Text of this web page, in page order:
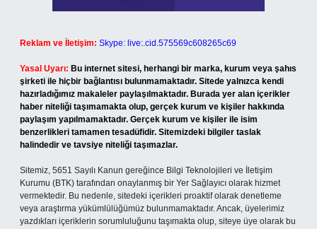
Reklam ve İletişim: Skype: live:.cid.575569c608265c69
Yasal Uyarı: Bu internet sitesi, herhangi bir marka, kurum veya şahıs
şirketi ile hiçbir bağlantısı bulunmamaktadır. Sitede yalnızca kendi
hazırladığımız makaleler paylaşılmaktadır. Burada yer alan içerikler
haber niteliği taşımamakta olup, gerçek kurum ve kişiler hakkında
paylaşım yapılmamaktadır. Gerçek kurum ve kişiler ile isim
benzerlikleri tamamen tesadüfidir. Sitemizdeki bilgiler taslak
halindedir ve tavsiye niteliği taşımazlar.
Sitemiz, 5651 Sayılı Kanun gereğince Bilgi Teknolojileri ve İletişim
Kurumu (BTK) tarafından onaylanmış bir Yer Sağlayıcı olarak hizmet
vermektedir. Bu nedenle, sitedeki içerikleri proaktif olarak denetleme
veya araştırma yükümlülüğümüz bulunmamaktadır. Ancak, üyelerimiz
yazdıkları içeriklerin sorumluluğunu taşımakta olup, siteye üye olarak bu